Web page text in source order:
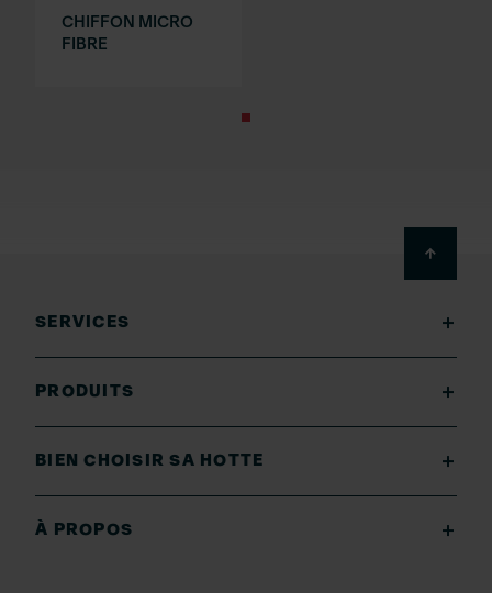
CHIFFON MICRO
FIBRE
SERVICES
PRODUITS
BIEN CHOISIR SA HOTTE
À PROPOS